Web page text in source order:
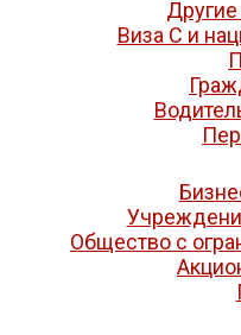
Виза C и
Общество с